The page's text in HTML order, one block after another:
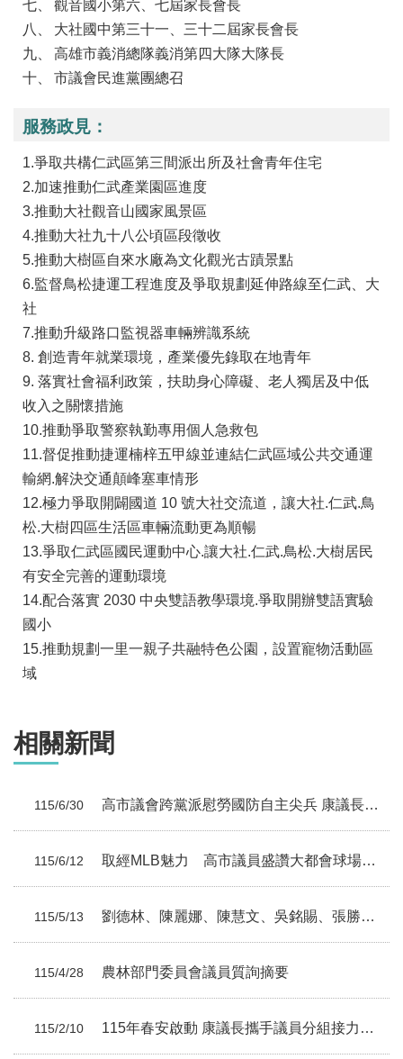
觀音國小第六、七屆家長會長
大社國中第三十一、三十二屆家長會長
高雄市義消總隊義消第四大隊大隊長
市議會民進黨團總召
服務政見：
1.爭取共構仁武區第三間派出所及社會青年住宅
2.加速推動仁武產業園區進度
3.推動大社觀音山國家風景區
4.推動大社九十八公頃區段徵收
5.推動大樹區自來水廠為文化觀光古蹟景點
6.監督鳥松捷運工程進度及爭取規劃延伸路線至仁武、大
社
7.推動升級路口監視器車輛辨識系統
8. 創造青年就業環境，產業優先錄取在地青年
9. 落實社會福利政策，扶助身心障礙、老人獨居及中低
收入之關懷措施
10.推動爭取警察執勤專用個人急救包
11.督促推動捷運楠梓五甲線並連結仁武區域公共交通運
輸網.解決交通顛峰塞車情形
12.極力爭取開闢國道 10 號大社交流道，讓大社.仁武.鳥
松.大樹四區生活區車輛流動更為順暢
13.爭取仁武區國民運動中心.讓大社.仁武.鳥松.大樹居民
有安全完善的運動環境
14.配合落實 2030 中央雙語教學環境.爭取開辦雙語實驗
國小
15.推動規劃一里一親子共融特色公園，設置寵物活動區
域
相關新聞
115/6/30 高市議會跨黨派慰勞國防自主尖兵 康議長：看不見的堅守 成就看得見的和平
115/6/12 取經MLB魅力 高市議員盛讚大都會球場 康議長：澄清湖球場升級才能迎來更多國際賽事
115/5/13 劉德林、陳麗娜、陳慧文、吳銘賜、張勝富、林富寶議員總質詢摘要
115/4/28 農林部門委員會議員質詢摘要
115/2/10 115年春安啟動 康議長攜手議員分組接力走遍各分局 為第一線同仁加油打氣